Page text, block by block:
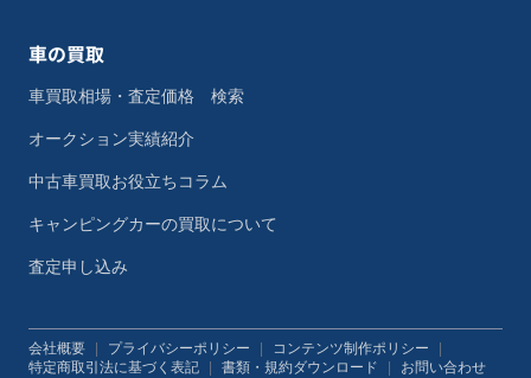
車の買取
車買取相場・査定価格 検索
オークション実績紹介
中古車買取お役立ちコラム
キャンピングカーの買取について
査定申し込み
会社概要 プライバシーポリシー コンテンツ制作ポリシー
特定商取引法に基づく表記
書類・規約ダウンロード お問い合わせ